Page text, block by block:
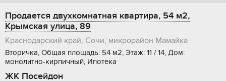
Продается двухкомнатная квартира, 54 м2,
Крымская улица, 89
Краснодарский край, Сочи, микрорайон Мамайка
Вторичка, Общая площадь: 54 м2, Этаж: 11 / 14, Дом:
монолитно-кирпичный, Ипотека
ЖК Посейдон